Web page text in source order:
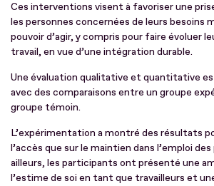
Ces interventions visent à favoriser une
les personnes concernées de leurs besoins
pouvoir d’agir, y compris pour faire évoluer
travail, en vue d’une intégration durable.
Une évaluation qualitative et quantitative
avec des comparaisons entre un groupe
groupe témoin.
L’expérimentation a montré des résultats
l’accès que sur le maintien dans l’emploi
ailleurs, les participants ont présenté une
l’estime de soi en tant que travailleurs et